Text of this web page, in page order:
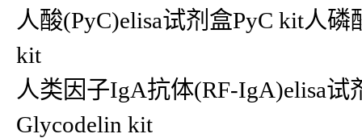
人酸(PyC)elisa试剂盒PyC kit人
kit
人类因子IgA抗体(RF-IgA)elisa
Glycodelin kit